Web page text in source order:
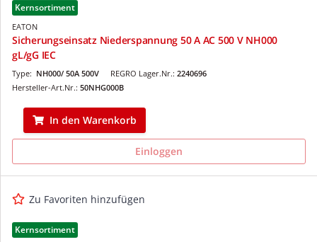
Kernsortiment
EATON
Sicherungseinsatz Niederspannung 50 A AC 500 V NH000
gL/gG IEC
REGRO Lager.Nr.: 2240696
Type: NH000/ 50A 500V
Hersteller-Art.Nr.: 50NHG000B
In den Warenkorb
Einloggen
Zu Favoriten hinzufügen
Kernsortiment